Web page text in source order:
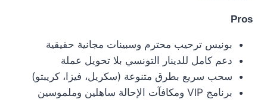
Pros
بونيس ترحيب محترم وسبينات مجانية حقيقية
دعم كامل للدينار التونسي بلا تحويل عملة
سحب سريع بطرق متنوعة (سكريل، فيزا، كريبتو)
برنامج VIP ومكافآت الإحالة ساهلين وملموسين